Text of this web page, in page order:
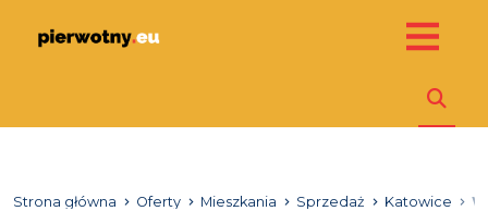
Strona główna Oferty Mieszkania Sprzedaż Katowice